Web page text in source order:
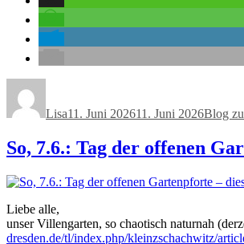
Lisa11. Juni 202611. Juni 2026Blog
So, 7.6.: Tag der offenen
Liebe alle,
unser Villengarten, so chaotisch naturnah
dresden.de/tl/index.php/kleinzschachwitz/